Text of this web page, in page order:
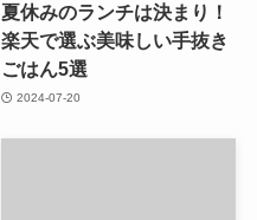
夏休みのランチは決まり！
楽天で選ぶ美味しい手抜き
ごはん5選
2024-07-20